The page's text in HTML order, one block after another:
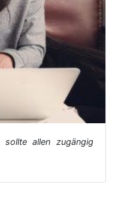
allen zugängig